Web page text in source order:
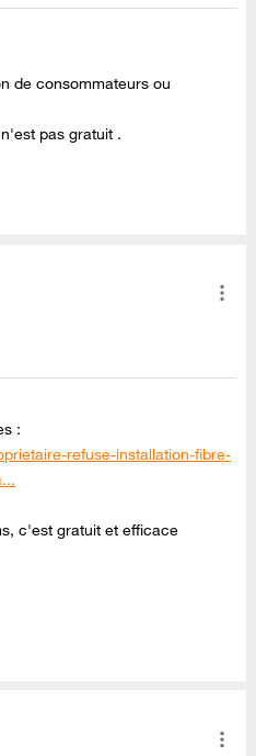
de consommateurs ou
pas gratuit .
:
refuse-installation-fibre-
c'est gratuit et efficace